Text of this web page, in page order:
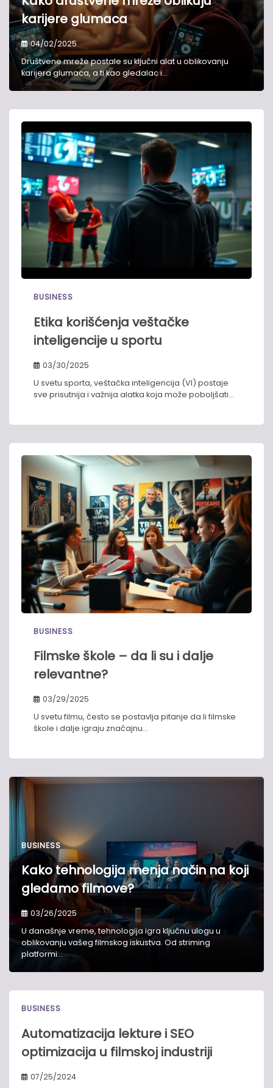
karijere glumaca​
04/02/2025
Društvene mreže postale su ključni alat u oblikovanju
karijera glumaca, a ti kao gledalac i…
BUSINESS
Etika korišćenja veštačke
inteligencije u sportu
03/30/2025
U svetu sporta, veštačka inteligencija (VI) postaje
sve prisutnija i važnija alatka koja može poboljšati…
BUSINESS
Filmske škole – da li su i dalje
relevantne?​
03/29/2025
U svetu filmu, često se postavlja pitanje da li filmske
škole i dalje igraju značajnu…
BUSINESS
Kako tehnologija menja način na koji
gledamo filmove?
03/26/2025
U današnje vreme, tehnologija igra ključnu ulogu u
oblikovanju vašeg filmskog iskustva. Od striming
platformi…
BUSINESS
Automatizacija lekture i SEO
optimizacija u filmskoj industriji
07/25/2024